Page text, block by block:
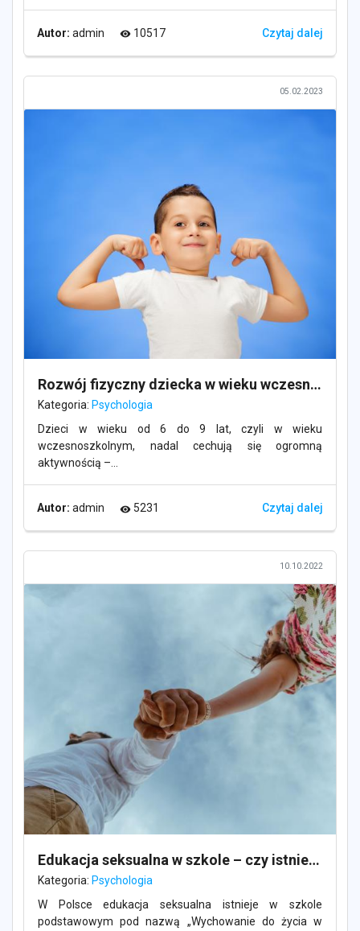
Autor: admin visibility 10517 Czytaj dalej
05.02.2023
Rozwój fizyczny dziecka w wieku wczesnoszkolnym
Kategoria: Psychologia
Dzieci w wieku od 6 do 9 lat, czyli w wieku
wczesnoszkolnym, nadal cechują się ogromną
aktywnością –...
Autor: admin visibility 5231 Czytaj dalej
10.10.2022
Edukacja seksualna w szkole – czy istnieje?
Kategoria: Psychologia
W Polsce edukacja seksualna istnieje w szkole
podstawowym pod nazwą „Wychowanie do życia w